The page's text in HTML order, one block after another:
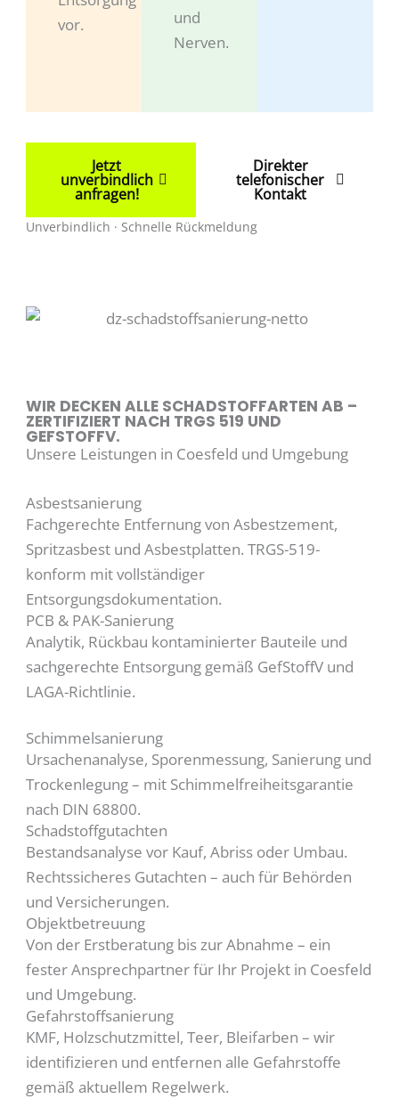
vor.
und
Nerven.
Jetzt
unverbindlich
anfragen!
Direkter
telefonischer
Kontakt
Unverbindlich · Schnelle Rückmeldung
WIR DECKEN ALLE SCHADSTOFFARTEN AB –
ZERTIFIZIERT NACH TRGS 519 UND
GEFSTOFFV.
Unsere Leistungen in Coesfeld und Umgebung
Asbestsanierung
Fachgerechte Entfernung von Asbestzement,
Spritzasbest und Asbestplatten. TRGS-519-
konform mit vollständiger
Entsorgungsdokumentation.
PCB & PAK-Sanierung
Analytik, Rückbau kontaminierter Bauteile und
sachgerechte Entsorgung gemäß GefStoffV und
LAGA-Richtlinie.
Schimmelsanierung
Ursachenanalyse, Sporenmessung, Sanierung und
Trockenlegung – mit Schimmelfreiheitsgarantie
nach DIN 68800.
Schadstoffgutachten
Bestandsanalyse vor Kauf, Abriss oder Umbau.
Rechtssicheres Gutachten – auch für Behörden
und Versicherungen.
Objektbetreuung
Von der Erstberatung bis zur Abnahme – ein
fester Ansprechpartner für Ihr Projekt in Coesfeld
und Umgebung.
Gefahrstoffsanierung
KMF, Holzschutzmittel, Teer, Bleifarben – wir
identifizieren und entfernen alle Gefahrstoffe
gemäß aktuellem Regelwerk.